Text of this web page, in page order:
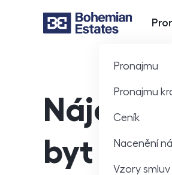
Pronajmu
Pronajmu
Ceník
Nacenění
Vzory smluv
byt